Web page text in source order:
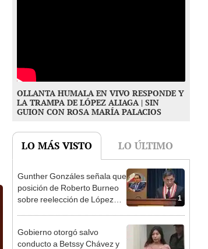
OLLANTA HUMALA EN VIVO RESPONDE Y
LA TRAMPA DE LÓPEZ ALIAGA | SIN
GUION CON ROSA MARÍA PALACIOS
LO MÁS VISTO LO ÚLTIMO
1
Gunther Gonzáles señala que
posición de Roberto Burneo
sobre reelección de López
Gobierno otorgó salvo
conducto a Betssy Chávez y